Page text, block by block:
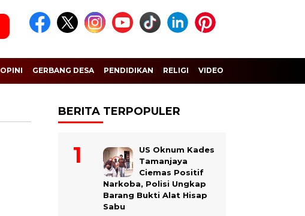
OPINI GERBANG DESA PENDIDIKAN RELIGI VIDEO
BERITA TERPOPULER
US Oknum Kades
Tamanjaya
Ciemas Positif
Narkoba, Polisi Ungkap
Barang Bukti Alat Hisap
Sabu